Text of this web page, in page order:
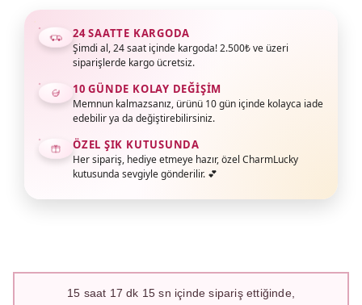
24 SAATTE KARGODA
Şimdi al, 24 saat içinde kargoda! 2.500₺ ve üzeri
siparişlerde kargo ücretsiz.
10 GÜNDE KOLAY DEĞIŞIM
Memnun kalmazsanız, ürünü 10 gün içinde kolayca iade
edebilir ya da değiştirebilirsiniz.
ÖZEL ŞIK KUTUSUNDA
Her sipariş, hediye etmeye hazır, özel CharmLucky
kutusunda sevgiyle gönderilir. 💕
15 saat 17 dk 14 sn içinde sipariş ettiğinde,